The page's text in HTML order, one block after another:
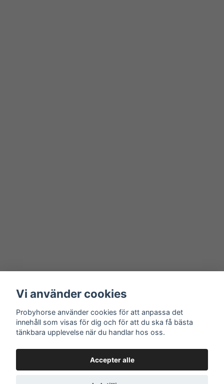
Vi använder cookies
Probyhorse använder cookies för att anpassa det
innehåll som visas för dig och för att du ska få bästa
tänkbara upplevelse när du handlar hos oss.
Accepter alle